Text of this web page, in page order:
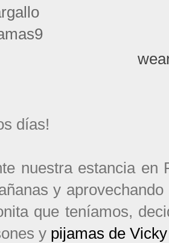
días!
nuestra estancia
y
que teníamos,
y pijamas de